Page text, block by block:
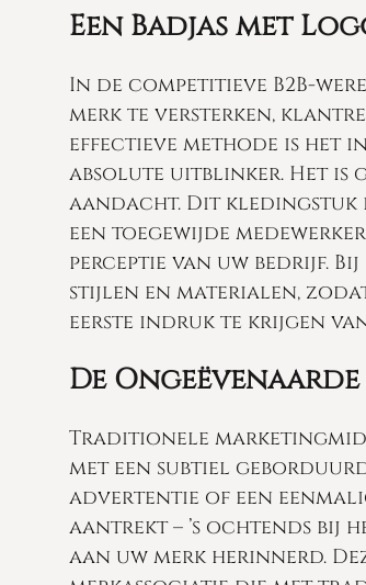
Een Badjas met
In de competitieve B2B-
merk te versterken,
effectieve methode is het
absolute uitblinker. Het is
aandacht. Dit kledingstuk
een toegewijde
perceptie van uw bedrijf.
stijlen en materialen,
eerste indruk te krijgen
De
Traditionele
met een subtiel
advertentie of een
aantrekt – ’s ochtends bij
aan uw merk herinnerd.